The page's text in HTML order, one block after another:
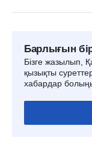
Барлығын
Бізге жазылып,
қызықты
хабардар